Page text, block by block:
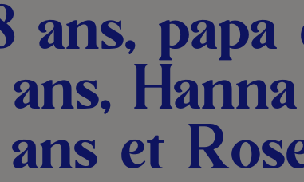
ans, papa
et